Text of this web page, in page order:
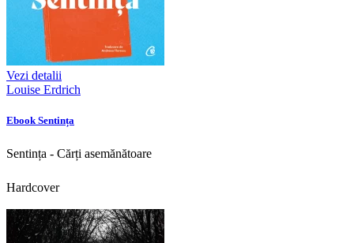
Vezi detalii
Louise Erdrich
Ebook Sentința
Sentința - Cărți asemănătoare
Hardcover